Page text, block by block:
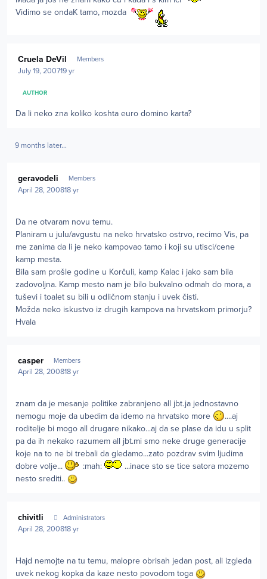
Vidimo se ondaK tamo, mozda
Cruela DeVil Members
July 19, 200719 yr
AUTHOR
Da li neko zna koliko koshta euro domino karta?
9 months later...
geravodeli Members
April 28, 200818 yr
Da ne otvaram novu temu.
Planiram u julu/avgustu na neko hrvatsko ostrvo, recimo Vis, pa
me zanima da li je neko kampovao tamo i koji su utisci/cene
kamp mesta.
Bila sam prošle godine u Korčuli, kamp Kalac i jako sam bila
zadovoljna. Kamp mesto nam je bilo bukvalno odmah do mora, a
tuševi i toalet su bili u odličnom stanju i uvek čisti.
Možda neko iskustvo iz drugih kampova na hrvatskom primorju?
Hvala
casper Members
April 28, 200818 yr
znam da je mesanje politike zabranjeno all jbt.ja jednostavno
nemogu moje da ubedim da idemo na hrvatsko more
....aj
roditelje bi mogo all drugare nikako...aj da se plase da idu u split
pa da ih nekako razumem all jbt.mi smo neke druge generacije
koje na to ne bi trebali da gledamo...zato pozdrav svim ljudima
dobre volje...
:mah:
...inace sto se tice satora mozemo
nesto srediti..
chivitli Administrators
April 28, 200818 yr
Hajd nemojte na tu temu, malopre obrisah jedan post, ali izgleda
uvek nekog kopka da kaze nesto povodom toga